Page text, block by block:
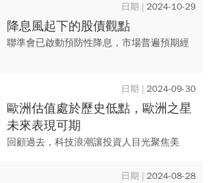
土品牌。荷寶認為，本土品牌的...2024-10-29
降息風起下的股債觀點
聯準會已啟動預防性降息，市場普遍預期經
荷寶建議股市朝多元發展，債...
2024-09-30
歐洲估值處於歷史低點，歐洲之星
未來表現可期
回顧過去，科技浪潮讓投資人目光聚焦美
洲企業具有不可取代的價值及差異化商業模
2024-08-28